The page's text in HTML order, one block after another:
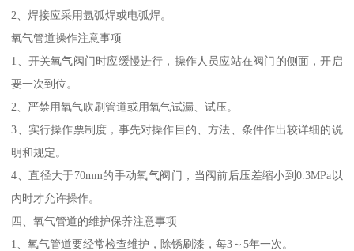
2、焊接应采用氩弧焊或电弧焊。
氧气管道操作注意事项
1、开关氧气阀门时应缓慢进行，操作人员应站在阀门的侧面，开启
要一次到位。
2、严禁用氧气吹刷管道或用氧气试漏、试压。
3、实行操作票制度，事先对操作目的、方法、条件作出较详细的说
明和规定。
4、直径大于70mm的手动氧气阀门，当阀前后压差缩小到0.3MPa以
内时才允许操作。
四、氧气管道的维护保养注意事项
1、氧气管道要经常检查维护，除锈刷漆，每3～5年一次。